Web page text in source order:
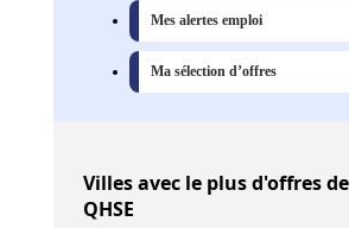
Mes alertes emploi
Ma sélection d’offres
Villesavec le plus d'offres
QHSE